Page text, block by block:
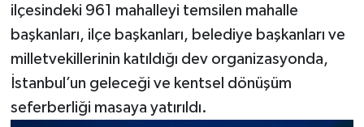
ilçesindeki 961 mahalleyi temsilen mahalle
başkanları, ilçe başkanları, belediye başkanları ve
milletvekillerinin katıldığı dev organizasyonda,
İstanbul’un geleceği ve kentsel dönüşüm
seferberliği masaya yatırıldı.